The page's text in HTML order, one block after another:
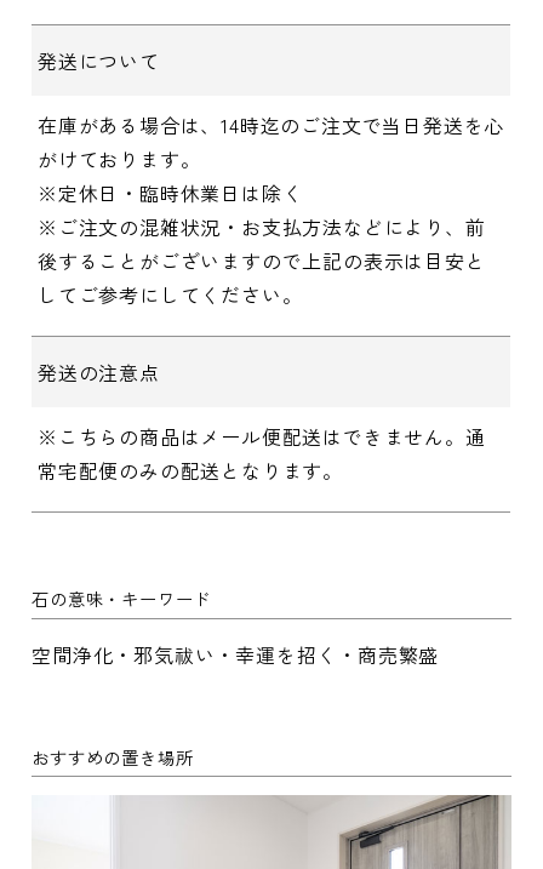
発送について
在庫がある場合は、14時迄のご注文で当日発送を心
がけております。
※定休日・臨時休業日は除く
※ご注文の混雑状況・お支払方法などにより、前
後することがございますので上記の表示は目安と
してご参考にしてください。
発送の注意点
※こちらの商品はメール便配送はできません。通
常宅配便のみの配送となります。
石の意味・キーワード
空間浄化・邪気祓い・幸運を招く・商売繁盛
おすすめの置き場所